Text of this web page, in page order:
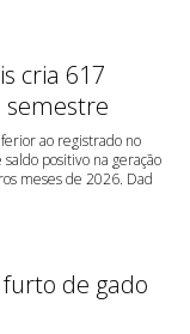
cria 617
ao registrado no
positivo na geração
meses de 2026. Dad
de gado